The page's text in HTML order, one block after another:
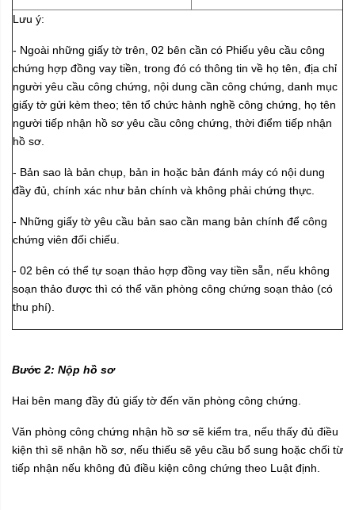
Lưu ý:
- Ngoài những giấy tờ trên, 02 bên cần có Phiếu yêu cầu công
chứng hợp đồng vay tiền, trong đó có thông tin về họ tên, địa chỉ
người yêu cầu công chứng, nội dung cần công chứng, danh mục
giấy tờ gửi kèm theo; tên tổ chức hành nghề công chứng, họ tên
người tiếp nhận hồ sơ yêu cầu công chứng, thời điểm tiếp nhận
hồ sơ.
- Bản sao là bản chụp, bản in hoặc bản đánh máy có nội dung
đầy đủ, chính xác như bản chính và không phải chứng thực.
- Những giấy tờ yêu cầu bản sao cần mang bản chính để công
chứng viên đối chiếu.
- 02 bên có thể tự soạn thảo hợp đồng vay tiền sẵn, nếu không
soạn thảo được thì có thể văn phòng công chứng soạn thảo (có
thu phí).
Bước 2: Nộp hồ sơ
Hai bên mang đầy đủ giấy tờ đến văn phòng công chứng.
Văn phòng công chứng nhận hồ sơ sẽ kiểm tra, nếu thấy đủ điều
kiện thì sẽ nhận hồ sơ, nếu thiếu sẽ yêu cầu bổ sung hoặc chối từ
tiếp nhận nếu không đủ điều kiện công chứng theo Luật định.